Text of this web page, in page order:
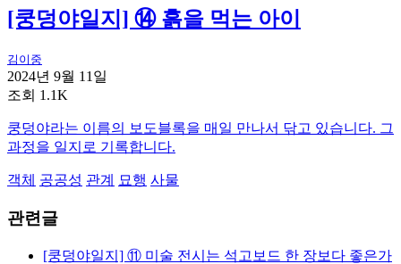
[쿵덩야일지] ⑭ 흙을 먹는 아이
김이중
2024년 9월 11일
조회 1.1K
쿵덩야라는 이름의 보도블록을 매일 만나서 닦고 있습니다. 그
과정을 일지로 기록합니다.
객체 공공성 관계 묘행 사물
관련글
[쿵덩야일지] ⑪ 미술 전시는 석고보드 한 장보다 좋은가